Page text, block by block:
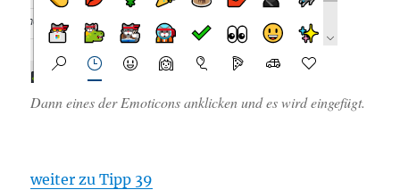
Dann eines der Emoticons anklicken und es wird eingefügt.
weiter zu Tipp 39